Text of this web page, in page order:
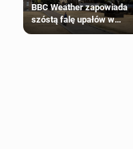
BBC Weather zapowiada
szóstą falę upałów w
Londynie